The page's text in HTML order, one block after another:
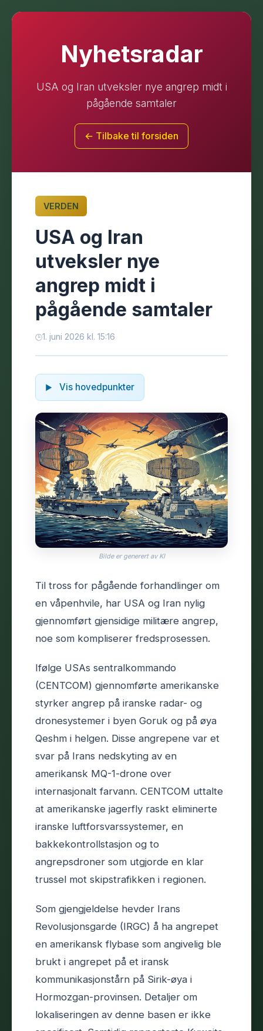
Nyhetsradar
USA og Iran utveksler nye angrep midt i
pågående samtaler
← Tilbake til forsiden
VERDEN
USA og Iran
utveksler nye
angrep midt i
pågående samtaler
1. juni 2026 kl. 15:16
Vis hovedpunkter
Bilde er generert av KI
Til tross for pågående forhandlinger om
en våpenhvile, har USA og Iran nylig
gjennomført gjensidige militære angrep,
noe som kompliserer fredsprosessen.
Ifølge USAs sentralkommando
(CENTCOM) gjennomførte amerikanske
styrker angrep på iranske radar- og
dronesystemer i byen Goruk og på øya
Qeshm i helgen. Disse angrepene var et
svar på Irans nedskyting av en
amerikansk MQ-1-drone over
internasjonalt farvann. CENTCOM uttalte
at amerikanske jagerfly raskt eliminerte
iranske luftforsvarssystemer, en
bakkekontrollstasjon og to
angrepsdroner som utgjorde en klar
trussel mot skipstrafikken i regionen.
Som gjengjeldelse hevder Irans
Revolusjonsgarde (IRGC) å ha angrepet
en amerikansk flybase som angivelig ble
brukt i angrepet på et iransk
kommunikasjonstårn på Sirik-øya i
Hormozgan-provinsen. Detaljer om
lokaliseringen av denne basen er ikke